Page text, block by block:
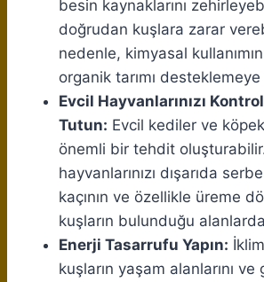
besin kaynaklarını
doğrudan kuşlara zarar
nedenle, kimyasal
organik tarımı
Evcil Hayvanlarınızı
Tutun: Evcil kediler ve
önemli bir tehdit
hayvanlarınızı dışarıda
kaçının ve özellikle üreme
kuşların bulunduğu
Enerji Tasarrufu Yapın:
kuşların yaşam alanlarını ve